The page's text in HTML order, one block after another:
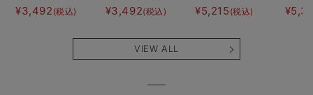
ト半袖ティアード
ネグリジェ マタ
¥3,492 (税込)
ト半袖フレアワン
ピース マタニテ
も長く使える】
¥3,492(税込)
にもなる授乳キャ
ミソール
¥5,215 (税込)
ェー
VIEW ALL